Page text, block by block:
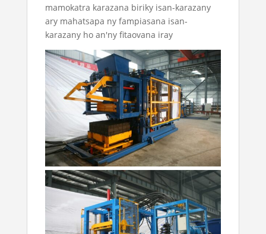
mamokatra karazana biriky isan-karazany
ary mahatsapa ny fampiasana isan-
karazany ho an'ny fitaovana iray